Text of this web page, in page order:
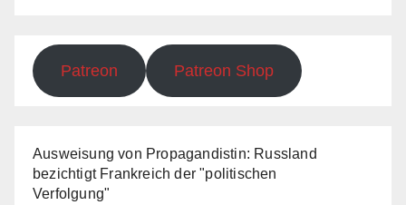
Patreon Patreon Shop
Ausweisung von Propagandistin: Russland
bezichtigt Frankreich der "politischen
Verfolgung"